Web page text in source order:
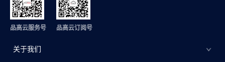
品高云服务号 品高云订阅号
关于我们